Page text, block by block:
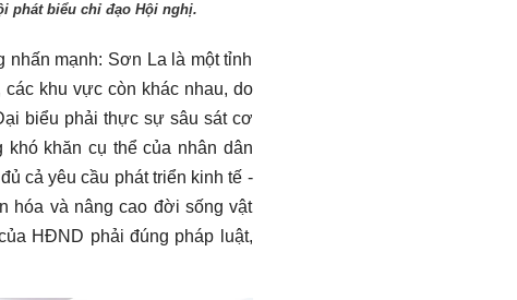
phát biểu chỉ đạo Hội nghị.
mạnh: Sơn La là một tỉnh
khu vực còn khác nhau, do
biểu phải thực sự sâu sát cơ
khăn cụ thể của nhân dân
cả yêu cầu phát triển kinh tế -
hóa và nâng cao đời sống vật
HĐND phải đúng pháp luật,